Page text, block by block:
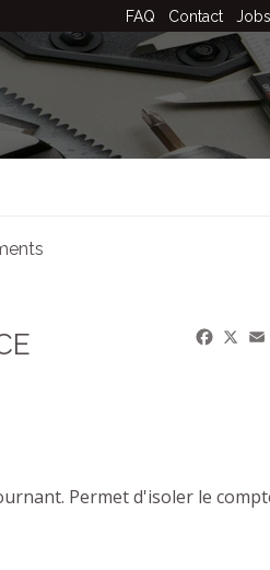
FAQ Contact Jobs
X
Permet d'isoler le